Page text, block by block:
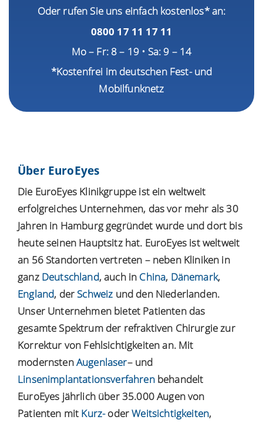
Oder rufen Sie uns einfach kostenlos* an:
0800 17 11 17 11
Mo – Fr: 8 – 19 • Sa: 9 – 14
*Kostenfrei im deutschen Fest- und
Mobilfunknetz
Über EuroEyes
Die EuroEyes Klinikgruppe ist ein weltweit
erfolgreiches Unternehmen, das vor mehr als 30
Jahren in Hamburg gegründet wurde und dort bis
heute seinen Hauptsitz hat. EuroEyes ist weltweit
an 56 Standorten vertreten – neben Kliniken in
ganz Deutschland, auch in China, Dänemark,
England, der Schweiz und den Niederlanden.
Unser Unternehmen bietet Patienten das
gesamte Spektrum der refraktiven Chirurgie zur
Korrektur von Fehlsichtigkeiten an. Mit
modernstenAugenlaser– und
Linsenimplantationsverfahrenbehandelt
EuroEyes jährlich über 35.000 Augen von
Patienten mit Kurz-oderWeitsichtigkeiten,